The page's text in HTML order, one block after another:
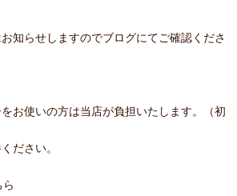
知らせしますのでブログにてご確認くださ
お使いの方は当店が負担いたします。（初
ださい。